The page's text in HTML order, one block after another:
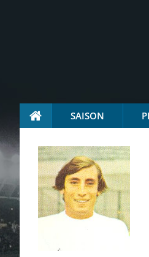
SAISON